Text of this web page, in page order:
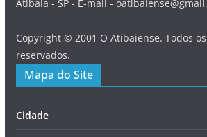
Atibaia - SP - E-mail -
Copyright © 2001 O Atibaiense. Todos
reservados.
Mapa do Site
Cidade